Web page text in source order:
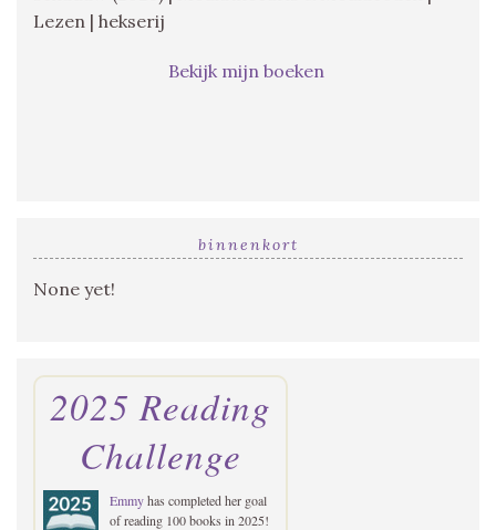
Lezen | hekserij
Bekijk mijn boeken
binnenkort
None yet!
2025 Reading
Challenge
Emmyhas completed her goal
of reading 100 books in 2025!